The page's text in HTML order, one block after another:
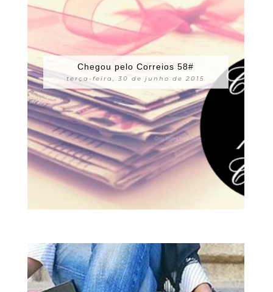
Chegou pelo Correios 58#
terça-feira, 30 de junho de 2015